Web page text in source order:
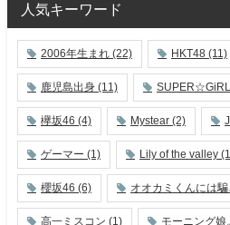
人気キーワード
2006年生まれ (22) HKT48 (11)
鹿児島出身 (11)
欅坂46 (4) Mystear (2)
ゲーマー (1) Lily of the valley
櫻坂46 (6) オオカミくんには
高一ミスコン (1) モーニング娘